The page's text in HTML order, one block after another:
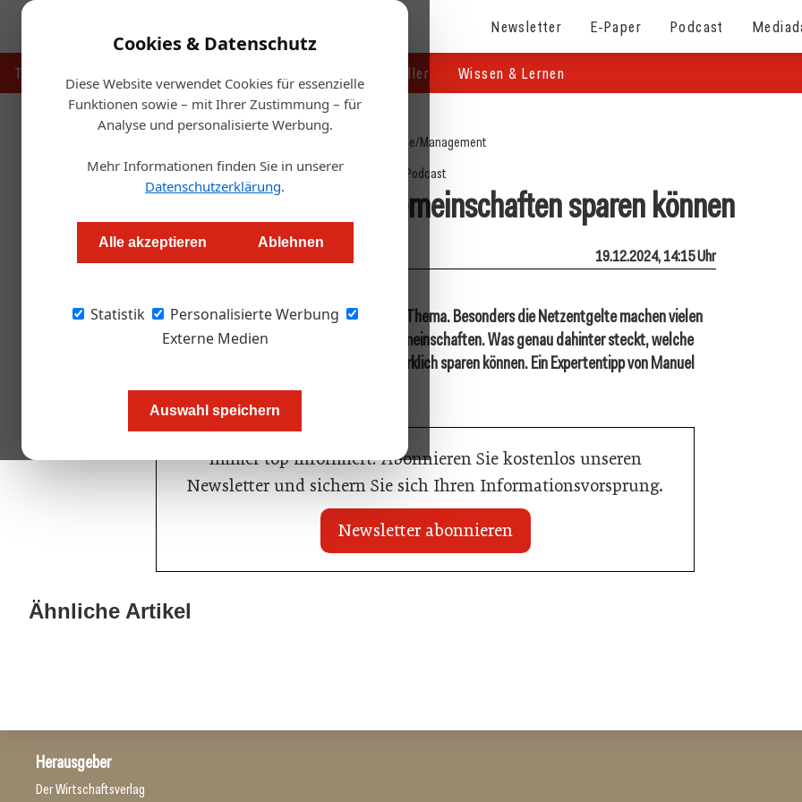
Cookies & Datenschutz
Diese Website verwendet Cookies für essenzielle
Funktionen sowie – mit Ihrer Zustimmung – für
Analyse und personalisierte Werbung.
Mehr Informationen finden Sie in unserer
Datenschutzerklärung.
Alle akzeptieren Ablehnen
Statistik
Personalisierte Werbung
Externe Medien
Auswahl speichern
Newsletter E-Paper Podcast
Touristik Handel & Hersteller Wissen & Lernen
Startseite/Management
Podcast
Wie KMU dank Energiegemeinschaften sparen können
Redaktion.OEGZ 19.12.2024, 14:15 Uhr
Die Energiepreise bleiben auch 2025 ein heißes Thema. Besonders die Netzentgelte machen vielen
Betrieben zu schaffen. Eine Lösung: Energiegemeinschaften. Was genau dahinter steckt, welche
Vorteile sie bieten und wie viel Geld Betriebe wirklich sparen können. Ein Expertentipp von Manuel
Bayer.
Immer top informiert! Abonnieren Sie kostenlos unseren
Newsletter und sichern Sie sich Ihren Informationsvorsprung.
Newsletter abonnieren
Ähnliche Artikel
KI-Suche: Österreichs Hotels sind
Herausgeber
Der Wirtschaftsverlag